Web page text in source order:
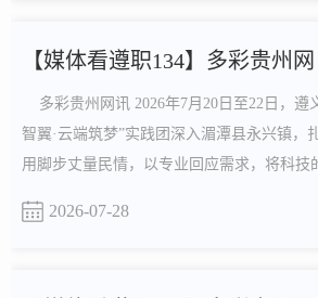
多彩贵州网讯 2026年7月20日至22日，遵
智翼·云端筑梦”实践团深入湄潭县永兴镇，
用脚步丈量民情，以专业回应需求，将科技
助农：实践队走进田间地头 实践队员结合自
2026-07-28